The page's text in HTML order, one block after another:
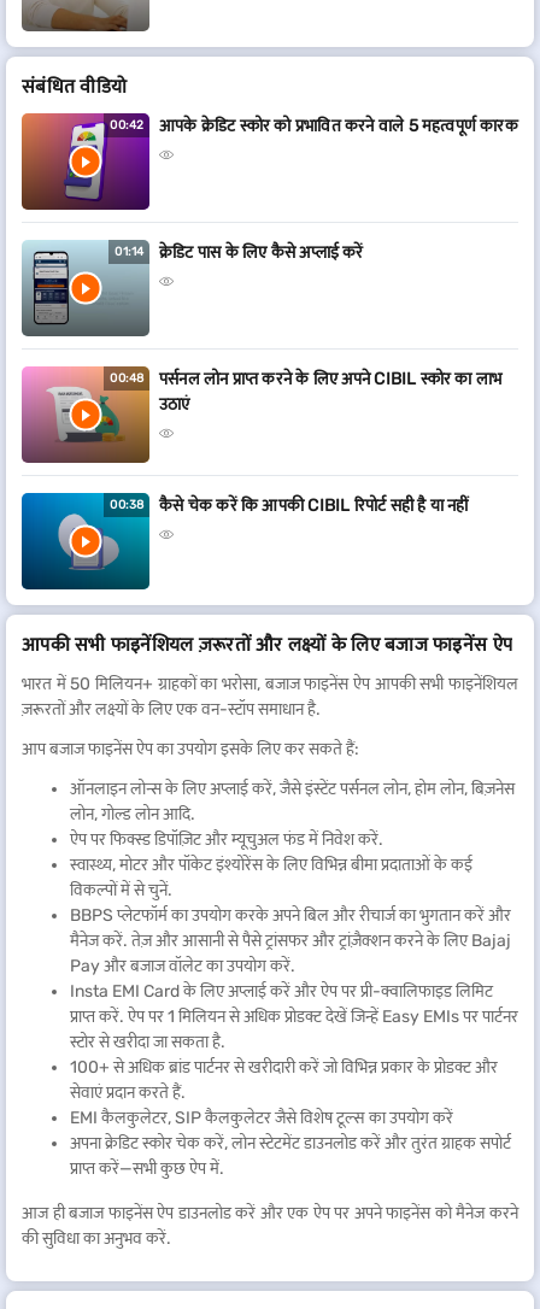
संबं​धित वीडियो
00:42 आपके क्रेडिट स्कोर को प्रभावित करने वाले 5 महत्वपूर्ण कारक
01:14 क्रेडिट पास के लिए कैसे अप्लाई करें
00:48
पर्सनल लोन प्राप्त करने के लिए अपने CIBIL स्कोर का लाभ
उठाएं
00:38 कैसे चेक करें कि आपकी CIBIL रिपोर्ट सही है या नहीं
आपकी सभी फाइनेंशियल ज़रूरतों और लक्ष्यों के लिए बजाज फाइनेंस ऐप
भारत में 50 मिलियन+ ग्राहकों का भरोसा, बजाज फाइनेंस ऐप आपकी सभी फाइनेंशियल
ज़रूरतों और लक्ष्यों के लिए एक वन-स्टॉप समाधान है.
आप बजाज फाइनेंस ऐप का उपयोग इसके लिए कर सकते हैं:
ऑनलाइन लोन्स के लिए अप्लाई करें, जैसे इंस्टेंट पर्सनल लोन, होम लोन, बिज़नेस
लोन, गोल्ड लोन आदि.
ऐप पर फिक्स्ड डिपॉज़िट और म्यूचुअल फंड में निवेश करें.
स्वास्थ्य, मोटर और पॉकेट इंश्योरेंस के लिए विभिन्न बीमा प्रदाताओं के कई
विकल्पों में से चुनें.
BBPS प्लेटफॉर्म का उपयोग करके अपने बिल और रीचार्ज का भुगतान करें और
मैनेज करें. तेज़ और आसानी से पैसे ट्रांसफर और ट्रांज़ैक्शन करने के लिए Bajaj
Pay और बजाज वॉलेट का उपयोग करें.
Insta EMI Card के लिए अप्लाई करें और ऐप पर प्री-क्वालिफाइड लिमिट
प्राप्त करें. ऐप पर 1 मिलियन से अधिक प्रोडक्ट देखें जिन्हें Easy EMIs पर पार्टनर
स्टोर से खरीदा जा सकता है.
100+ से अधिक ब्रांड पार्टनर से खरीदारी करें जो विभिन्न प्रकार के प्रोडक्ट और
सेवाएं प्रदान करते हैं.
EMI कैलकुलेटर, SIP कैलकुलेटर जैसे विशेष टूल्स का उपयोग करें
अपना क्रेडिट स्कोर चेक करें, लोन स्टेटमेंट डाउनलोड करें और तुरंत ग्राहक सपोर्ट
प्राप्त करें—सभी कुछ ऐप में.
आज ही बजाज फाइनेंस ऐप डाउनलोड करें और एक ऐप पर अपने फाइनेंस को मैनेज करने
की सुविधा का अनुभव करें.